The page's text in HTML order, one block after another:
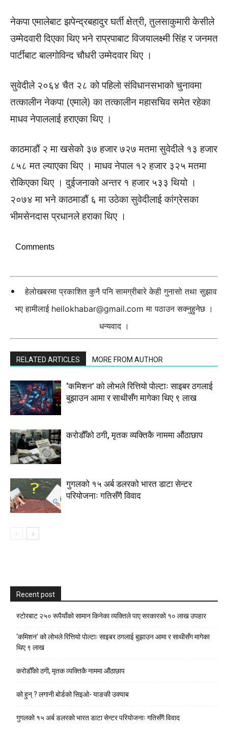
नेकपा एमालेबाट झपेन्द्रबहादुर घर्ती क्षेत्री, तुलसाकुमारी केसीले
उम्मेदवारी दिएका थिए भने राप्रपाबाट विजयालक्ष्मी सिंह र जनमत
पार्टीबाट बालगोविन्द चौधरी उम्मेदवार थिए ।
सुवेदीले २०६४ चैत २८ को पहिलो संविधानसभाको चुनावमा
तत्कालीन नेकपा (एमाले) का तत्कालीन महासचिव समेत रहेका
माधव नेपाललाई हराएका थिए ।
काठमाडौं २ मा खसेको ३७ हजार ७२७ मतमा सुवेदीले १३ हजार
८५८ मत ल्याएका थिए । माधव नेपाल १२ हजार ३२५ मतमा
रोकिएका थिए । दुईजनाको अन्तर १ हजार ५३३ थियो ।
२०७४ मा भने काठमाडौं ६ मा उठेका सुवेदीलाई कांग्रेसका
भीमसेनदास प्रधानले हराका थिए ।
Comments
हेलोखबरमा प्रकाशित कुनै पनि सामग्रीबारे केही गुनासो तथा सुझाव
भए हामीलाई hellokhabar@gmail.com मा पठाउन सक्नुहुनेछ ।
धन्यवाद ।
RELATED ARTICLES MORE FROM AUTHOR
‘कमिशन’ को लोभले रित्तियो पोल्टाः साइबर ठगलाई
बुझाउन आमा र साथीसँग मागेका थिए ९ लाख
करोडौँको ठगी, मृतक व्यक्तिकै नाममा औंठाछाप
गुगलको १५ अर्ब डलरको भारत डाटा सेन्टर
परियोजनाः गतिसँगै विवाद
Recent post
स्टाेरबाट २५० रूपैयाँको सामान किनेका व्यक्तिले पाए सरकारको १० लाख उपहार
‘कमिशन’ को लोभले रित्तियो पोल्टाः साइबर ठगलाई बुझाउन आमा र साथीसँग मागेका
थिए ९ लाख
करोडौँको ठगी, मृतक व्यक्तिकै नाममा औंठाछाप
को हुन् ? लगानी बोर्डको सिइओ- याङकी उक्याब
गुगलको १५ अर्ब डलरको भारत डाटा सेन्टर परियोजनाः गतिसँगै विवाद